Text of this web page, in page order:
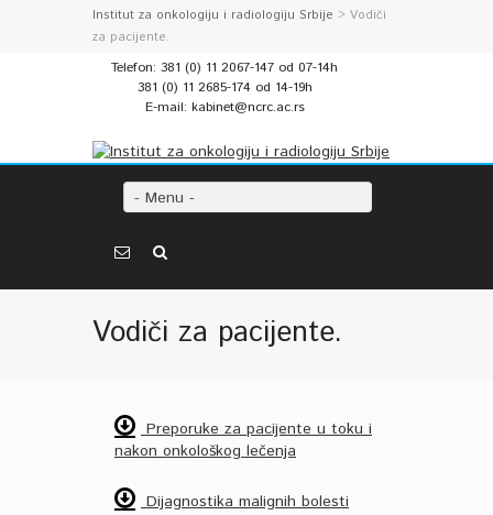
Institut za onkologiju i radiologiju Srbije > Vodiči
za pacijente.
Telefon: 381 (0) 11 2067-147 od 07-14h
381 (0) 11 2685-174 od 14-19h
E-mail: kabinet@ncrc.ac.rs
- Menu -
Vodiči za pacijente.
Preporuke za pacijente u toku i
nakon onkološkog lečenja
Dijagnostika malignih bolesti